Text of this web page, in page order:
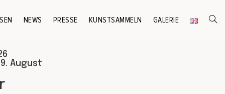
NEWS PRESSE KUNSTSAMMELN GALERIE
August